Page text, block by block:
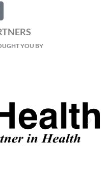
YOU BY